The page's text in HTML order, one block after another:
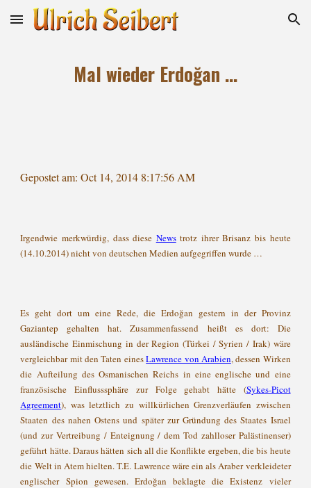
Skip to main content Skip to navigation
Mal wieder Erdoğan …
Gepostet am: Oct 14, 2014 8:17:56 AM
Irgendwie merkwürdig, dass diese Newstrotz ihrer Brisanz bis heute
(14.10.2014) nicht von deutschen Medien aufgegriffen wurde …
Es geht dort um eine Rede, die Erdoğan gestern in der Provinz
Gaziantep gehalten hat. Zusammenfassend heißt es dort: Die
ausländische Einmischung in der Region (Türkei / Syrien / Irak) wäre
vergleichbar mit den Taten einesLawrence von Arabien, dessen Wirken
die Aufteilung des Osmanischen Reichs in eine englische und eine
französische Einflusssphäre zur Folge gehabt hätte (Sykes-Picot
Agreement), was letztlich zu willkürlichen Grenzverläufen zwischen
Staaten des nahen Ostens und später zur Gründung des Staates Israel
(und zur Vertreibung / Enteignung / dem Tod zahlloser Palästinenser)
geführt hätte. Daraus hätten sich all die Konflikte ergeben, die bis heute
die Welt in Atem hielten. T.E. Lawrence wäre ein als Araber verkleideter
englischer Spion gewesen. Erdoğan beklagte die Existenz vieler